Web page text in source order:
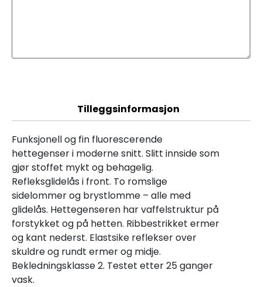
Tilleggsinformasjon
Funksjonell og fin fluorescerende
hettegenser i moderne snitt. Slitt innside som
gjør stoffet mykt og behagelig.
Refleksglidelås i front. To romslige
sidelommer og brystlomme – alle med
glidelås. Hettegenseren har vaffelstruktur på
forstykket og på hetten. Ribbestrikket ermer
og kant nederst. Elastsike reflekser over
skuldre og rundt ermer og midje.
Bekledningsklasse 2. Testet etter 25 ganger
vask.